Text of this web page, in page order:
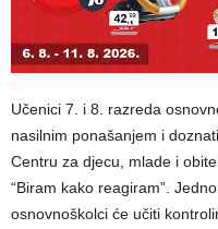
Učenici 7. i 8. razreda
nasilnim ponašanjem i
Centru za djecu, mlade i
“Biram kako reagiram”.
osnovnoškolci će učiti